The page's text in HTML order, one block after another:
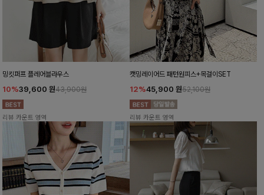
밍킷퍼프 플레어블라우스
10%39,600 원43,900원
리뷰 카운트 영역
캣밍레이어드 패턴원피스+목걸이SET
12%45,900 원52,100원
리뷰 카운트 영역